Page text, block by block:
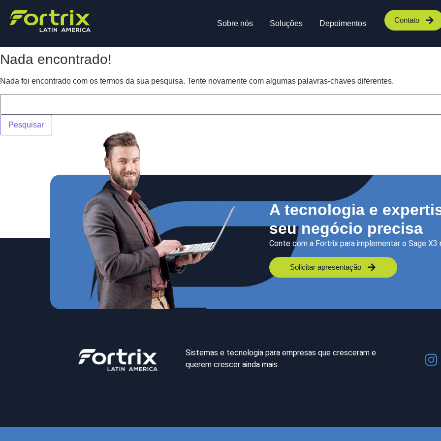
Sobre nós Soluções Depoimentos Contato
Nada encontrado!
Nada foi encontrado com os termos da sua pesquisa. Tente novamente com algumas palavras-chaves diferentes.
A tecnologia e
seu negócio precisa
Conte com a Fortrix para implementar o Sage X3
Solicitar apresentação
Sistemas e tecnologia para empresas que cresceram e
querem crescer ainda mais.